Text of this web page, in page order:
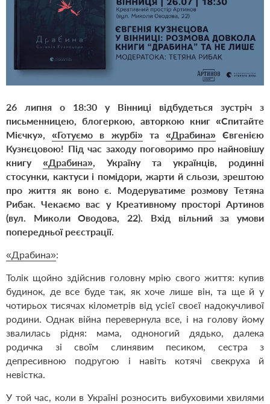
26 липня о 18:30 у Вінниці відбудеться зустріч з
письменницею, блогеркою, авторкою книг «Спитайте
Мієчку»,«Готуємо в журбі»та «Драбина» Євгенією
Кузнєцовою! Під час заходу поговоримо про найновішу
книгу «Драбина», Україну та українців, родинні
стосунки, кактуси і помідори, жарти й сльози, зрештою
про життя як воно є. Модеруватиме розмову Тетяна
Рибак. Чекаємо вас у Креативномупросторі Артинов
(вул. Миколи Оводова, 22). Вхід вільний за умови
попередньої реєстрації.
«Драбина»:
Толік щойно здійснив головну мрію свого життя: купив
будинок, де все буде так, як хоче лише він, та ще й у
чотирьох тисячах кілометрів від усієї своєї надокучливої
родини. Однак війна перевернула все, і на голову йому
звалилась рідня: мама, одноногий дядько, далека
родичка зі своїм слинявим песиком, сестра з
депресивною подругою і навіть котячі свекруха й
невістка.
У той час, коли в Україні розносить вибуховими хвилями